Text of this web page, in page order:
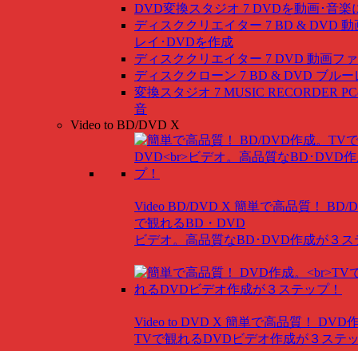
DVD変換スタジオ 7 DVDを動画･音楽
ディスククリエイター 7 BD & DVD 動
レイ･DVDを作成
ディスククリエイター 7 DVD 動画フ
ディスククローン 7 BD & DVD ブルー
変換スタジオ 7 MUSIC RECORDER
音
Video to BD/DVD X
Video BD/DVD X 簡単で高品質！ BD/
で観れるBD・DVD
ビデオ。高品質なBD･DVD作成が３ス
Video to DVD X 簡単で高品質！ DVD
TVで観れるDVDビデオ作成が３ステ